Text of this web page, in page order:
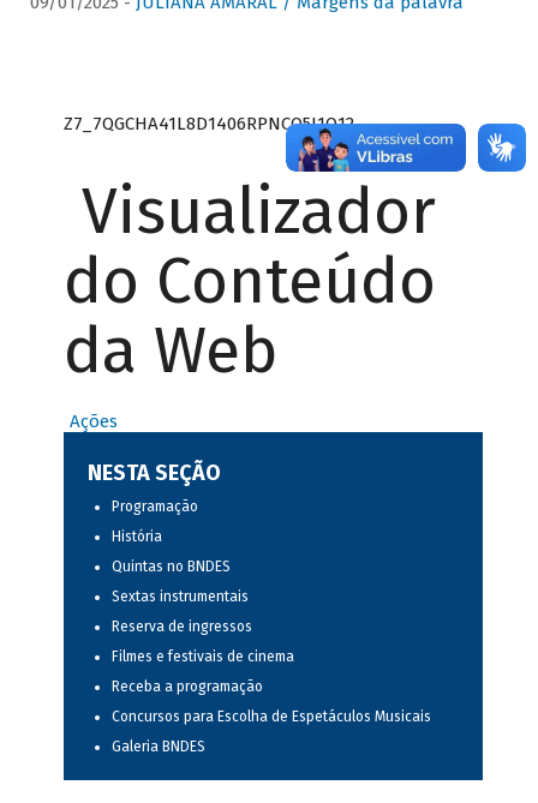
Z7_7QGCHA41L8D1406RPNCQ5J1O12
Visualizador
do Conteúdo
da Web
Ações
NESTA SEÇÃO
Programação
História
Quintas no BNDES
Sextas instrumentais
Reserva de ingressos
Filmes e festivais de cinema
Receba a programação
Concursos para Escolha de Espetáculos Musicais
Galeria BNDES